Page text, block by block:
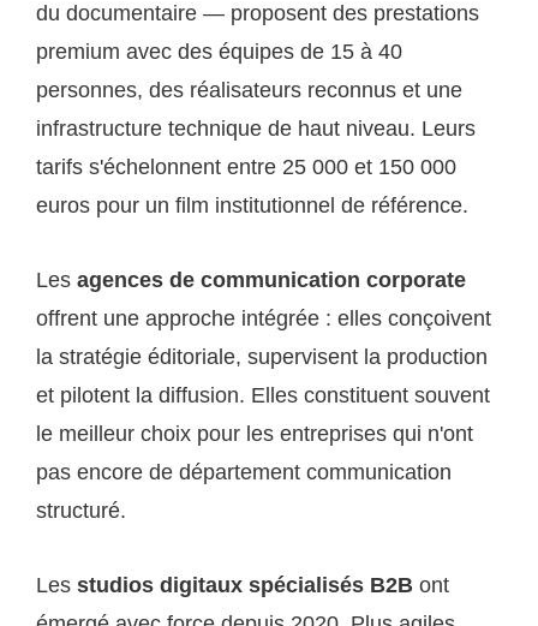
du documentaire — proposent des prestations
premium avec des équipes de 15 à 40
personnes, des réalisateurs reconnus et une
infrastructure technique de haut niveau. Leurs
tarifs s'échelonnent entre 25 000 et 150 000
euros pour un film institutionnel de référence.
Les agences de communication corporate
offrent une approche intégrée : elles conçoivent
la stratégie éditoriale, supervisent la production
et pilotent la diffusion. Elles constituent souvent
le meilleur choix pour les entreprises qui n'ont
pas encore de département communication
structuré.
Les studios digitaux spécialisés B2B ont